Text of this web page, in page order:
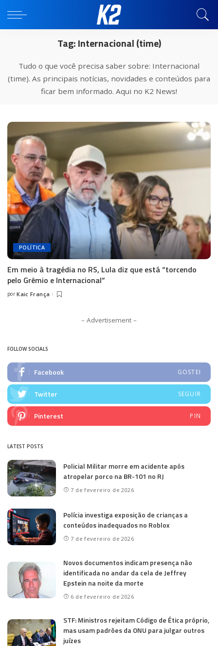
Tag:Internacional (time)
Tudo o que você precisa saber sobre: Internacional
(time). As principais notícias, novidades e conteúdos para
ficar bem informado. Aqui no K2 News!
POLÍTICA
Em meio à tragédia no RS, Lula diz que está “torcendo
pelo Grêmio e Internacional”
Posted
por Kaic França
– Advertisement –
FOLLOW SOCIALS
Facebook GOSTEI
Twitter SEGUIR
Pinterest PIN
LATEST POSTS
Policial Militar morre em acidente após
atropelar porco na BR-101 no RJ
7 de fevereiro de 2026
Polícia investiga exposição de crianças a
conteúdos inadequados no Roblox
7 de fevereiro de 2026
Novos documentos indicam presença não
identificada no andar da cela de Jeffrey
Epstein na noite da morte
6 de fevereiro de 2026
STF: Ministros rejeitam Código de Ética próprio,
mas usam padrões da ONU para julgar outros
juízes